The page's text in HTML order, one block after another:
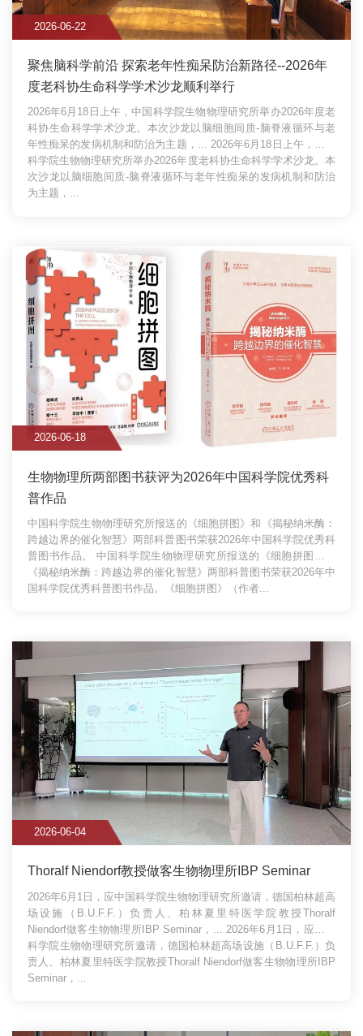
2026-06-22
聚焦脑科学前沿 探索老年性痴呆防治新路径--2026年
度老科协生命科学学术沙龙顺利举行
2026年6月18日上午，中国科学院生物物理研究所举办2026年度老
科协生命科学学术沙龙。本次沙龙以脑细胞间质-脑脊液循环与老
年性痴呆的发病机制和防治为主题，... 2026年6月18日上午，中国
科学院生物物理研究所举办2026年度老科协生命科学学术沙龙。本
次沙龙以脑细胞间质-脑脊液循环与老年性痴呆的发病机制和防治
为主题，...
2026-06-18
生物物理所两部图书获评为2026年中国科学院优秀科
普作品
中国科学院生物物理研究所报送的《细胞拼图》和《揭秘纳米酶：
跨越边界的催化智慧》两部科普图书荣获2026年中国科学院优秀科
普图书作品。
中国科学院生物物理研究所报送的《细胞拼图》和
《揭秘纳米酶：跨越边界的催化智慧》两部科普图书荣获2026年中
国科学院优秀科普图书作品。《细胞拼图》（作者...
2026-06-04
Thoralf Niendorf教授做客生物物理所IBP Seminar
2026年6月1日，应中国科学院生物物理研究所邀请，德国柏林超高
场设施（B.U.F.F.）负责人、柏林夏里特医学院教授Thoralf
Niendorf做客生物物理所IBP Seminar，...
2026年6月1日，应中国
科学院生物物理研究所邀请，德国柏林超高场设施（B.U.F.F.）负
责人、柏林夏里特医学院教授Thoralf Niendorf做客生物物理所IBP
Seminar，...